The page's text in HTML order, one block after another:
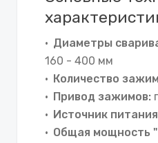
Диаметры
160 - 400 мм
Количество
Привод зажимов:
Источник
Общая мощность